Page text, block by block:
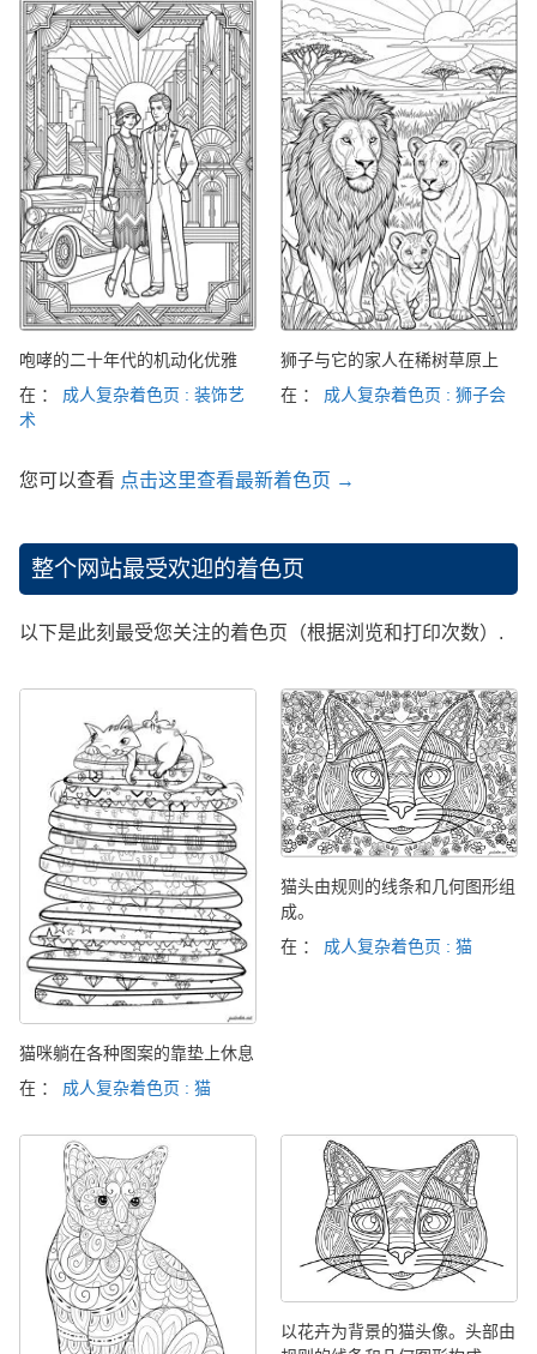
咆哮的二十年代的机动化优雅
在 ： 成人复杂着色页 : 装饰艺
术
狮子与它的家人在稀树草原上
在 ： 成人复杂着色页 : 狮子会
您可以查看 点击这里查看最新着色页 →
整个网站最受欢迎的着色页
以下是此刻最受您关注的着色页（根据浏览和打印次数）.
猫咪躺在各种图案的靠垫上休息
在 ： 成人复杂着色页 : 猫
猫头由规则的线条和几何图形组
成。
在 ： 成人复杂着色页 : 猫
以花卉为背景的猫头像。头部由